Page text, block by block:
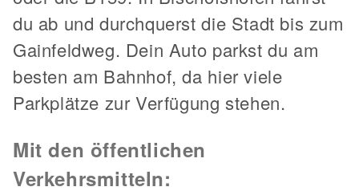
du ab und durchquerst die Stadt bis zum
Gainfeldweg. Dein Auto parkst du am
besten am Bahnhof, da hier viele
Parkplätze zur Verfügung stehen.
Mit den öffentlichen
Verkehrsmitteln: